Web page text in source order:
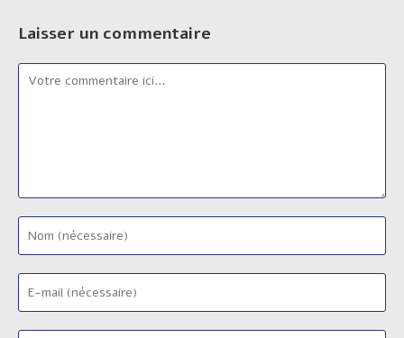
Laisser un commentaire
Comment
your
name
or
username
your
email